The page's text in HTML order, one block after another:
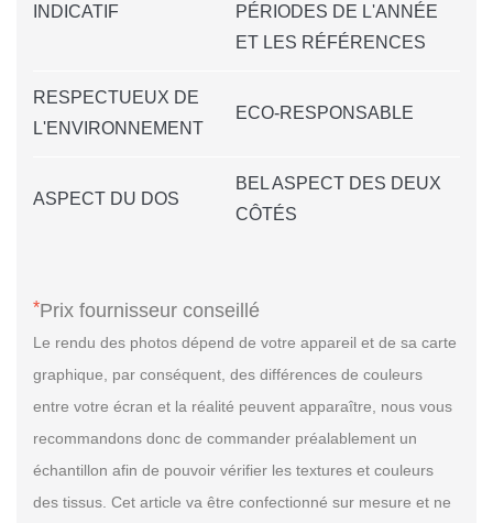
INDICATIF
PÉRIODES DE L'ANNÉE
ET LES RÉFÉRENCES
RESPECTUEUX DE
L'ENVIRONNEMENT
ECO-RESPONSABLE
ASPECT DU DOS
BEL ASPECT DES DEUX
CÔTÉS
*Prix fournisseur conseillé
Le rendu des photos dépend de votre appareil et de sa carte
graphique, par conséquent, des différences de couleurs
entre votre écran et la réalité peuvent apparaître, nous vous
recommandons donc de commander préalablement un
échantillon afin de pouvoir vérifier les textures et couleurs
des tissus. Cet article va être confectionné sur mesure et ne